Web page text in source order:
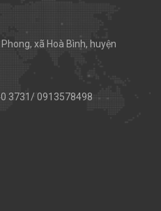
xã Hoà Bình, huyện
3731/ 0913578498